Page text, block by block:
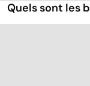
Quels sont les